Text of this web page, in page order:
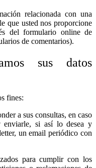
relacionada con una
que usted nos proporcione
del formulario online de
de comentarios).
sus datos
fines:
a sus consultas, en caso
enviarle, si así lo desea y
un email periódico con
para cumplir con los